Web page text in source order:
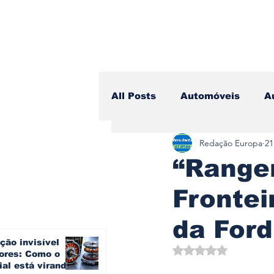
invisível
Como o
está virando
All Posts Automóveis
Camiões Lazer
Branding & Estratégia
da Ford
Redação Europa
Avaliado com NaN